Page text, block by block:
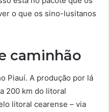
o que os sino-lusitanos
caminhão
Piauí. A produção por lá
200 km do litoral
litoral cearense – via